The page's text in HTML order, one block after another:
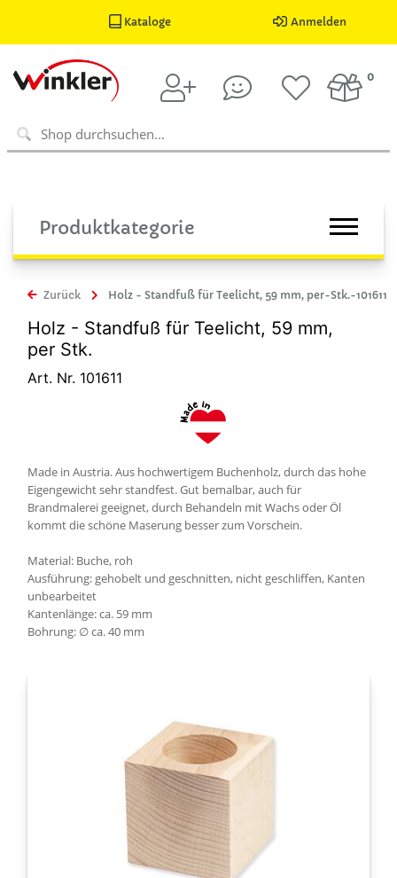
Kataloge Anmelden
0
Produktkategorie
Zurück Holz - Standfuß für Teelicht, 59 mm, per-Stk.-101611
Holz - Standfuß für Teelicht, 59 mm,
per Stk.
Art. Nr. 101611
Made in Austria. Aus hochwertigem Buchenholz, durch das hohe
Eigengewicht sehr standfest. Gut bemalbar, auch für
Brandmalerei geeignet, durch Behandeln mit Wachs oder Öl
kommt die schöne Maserung besser zum Vorschein.
Material: Buche, roh
Ausführung: gehobelt und geschnitten, nicht geschliffen, Kanten
unbearbeitet
Kantenlänge: ca. 59 mm
Bohrung: ∅ ca. 40 mm